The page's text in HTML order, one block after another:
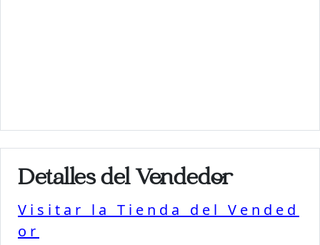
Detalles del Vendedor
Visitar la Tienda del Vended
or